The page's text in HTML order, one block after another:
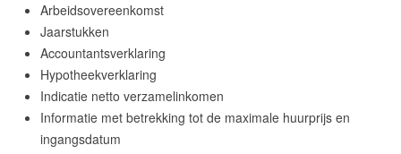
Arbeidsovereenkomst
Jaarstukken
Accountantsverklaring
Hypotheekverklaring
Indicatie netto verzamelinkomen
Informatie met betrekking tot de maximale huurprijs en
ingangsdatum